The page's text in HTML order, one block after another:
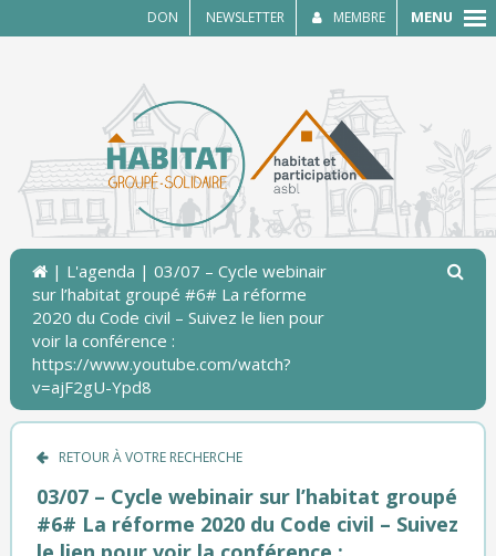
DON NEWSLETTER MEMBRE MENU
| L'agenda | 03/07 – Cycle webinair
sur l’habitat groupé #6# La réforme
2020 du Code civil – Suivez le lien pour
voir la conférence :
https://www.youtube.com/watch?
v=ajF2gU-Ypd8
RETOUR À VOTRE RECHERCHE
03/07 – Cycle webinair sur l’habitat groupé
#6# La réforme 2020 du Code civil – Suivez